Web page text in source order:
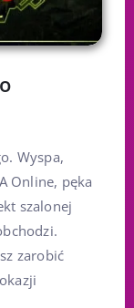
Wyspa,
Online, pęka
szalonej
zarobić